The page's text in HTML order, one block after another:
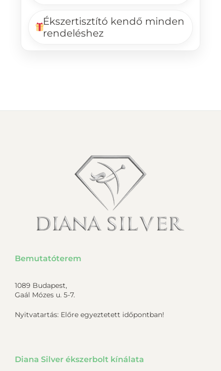
Ékszertisztító kendő minden
rendeléshez
Bemutatóterem
1089 Budapest,
Gaál Mózes u. 5-7.
Nyitvatartás: Előre egyeztetett időpontban!
Diana Silver ékszerbolt kínálata